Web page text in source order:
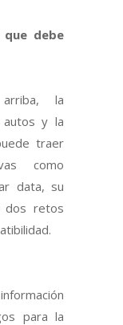
debe
la
autos y la
traer
como
data, su
dos retos
para la